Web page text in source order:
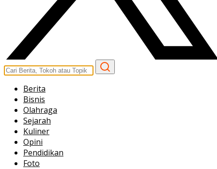
Berita
Bisnis
Olahraga
Sejarah
Kuliner
Opini
Pendidikan
Foto